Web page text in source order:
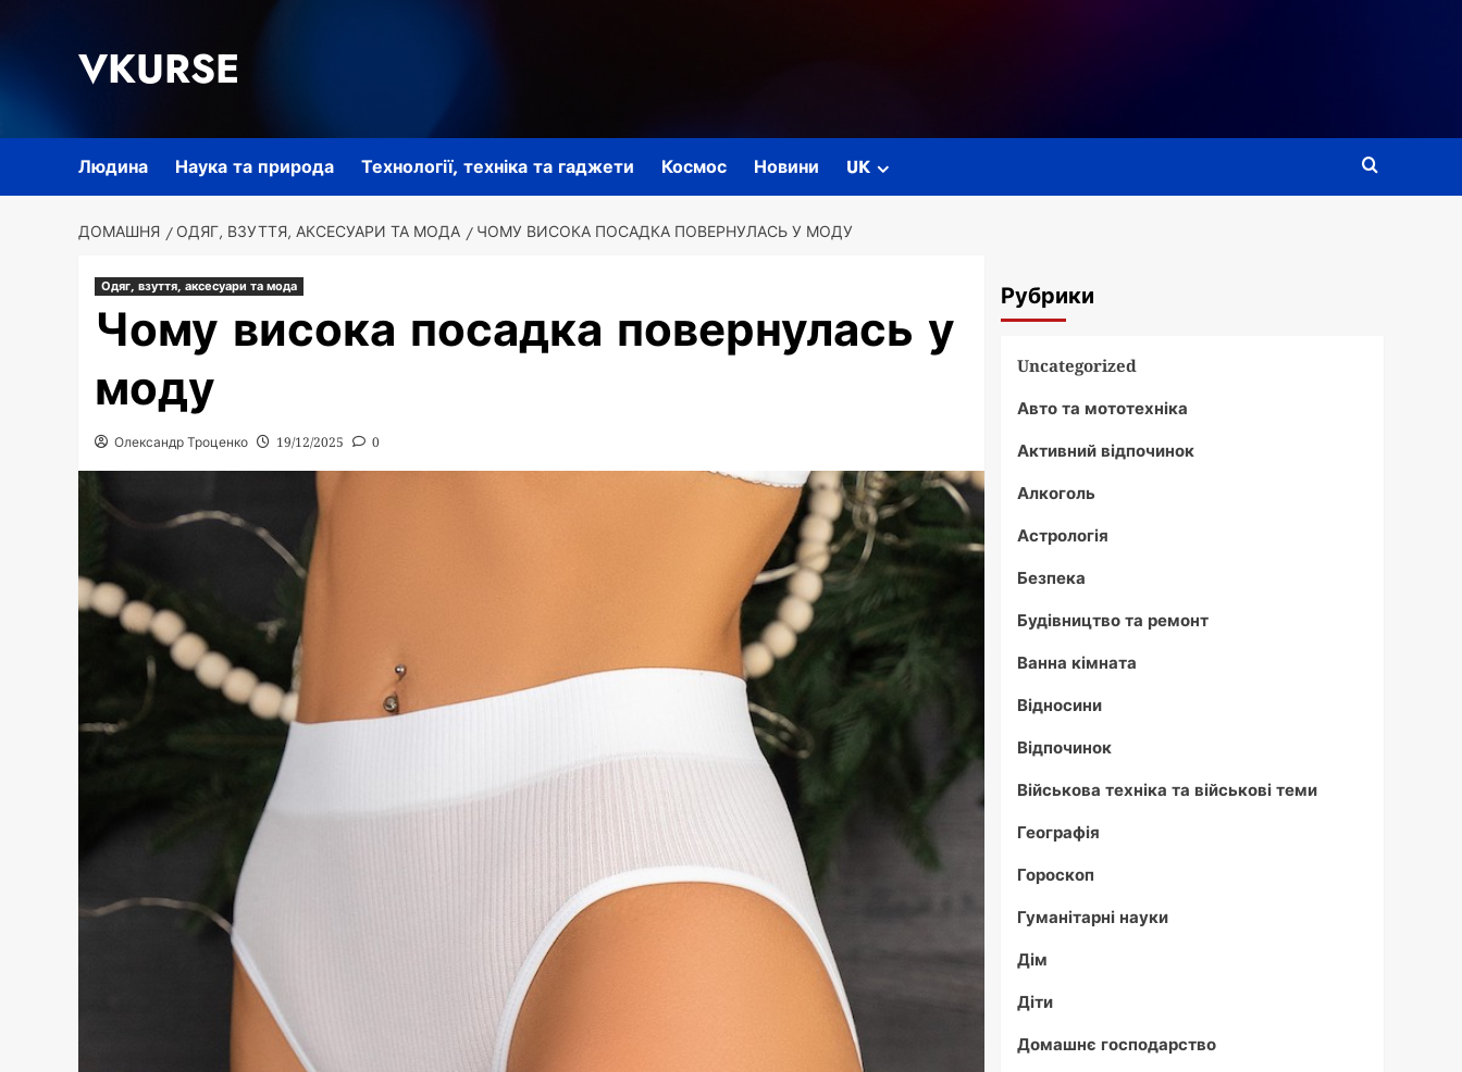
VKURSE
Людина Наука та природа Технології, техніка та гаджети Космос Новини UK
ДОМАШНЯ ОДЯГ, ВЗУТТЯ, АКСЕСУАРИ ТА МОДА ЧОМУ ВИСОКА ПОСАДКА ПОВЕРНУЛАСЬ У МОДУ
Одяг, взуття, аксесуари та мода
Чому висока посадка повернулась у
моду
Олександр Троценко 19/12/2025 0
Рубрики
Uncategorized
Авто та мототехніка
Активний відпочинок
Алкоголь
Астрологія
Безпека
Будівництво та ремонт
Ванна кімната
Відносини
Відпочинок
Військова техніка та військові теми
Географія
Гороскоп
Гуманітарні науки
Дім
Діти
Домашнє господарство